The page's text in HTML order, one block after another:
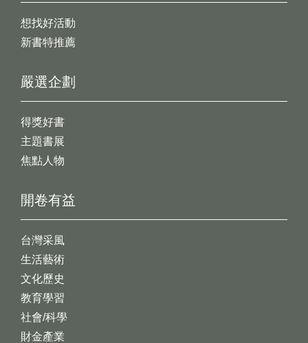
想找好活動
新書特推薦
開卷有益
台灣采風
生活藝術
文化歷史
教育學習
社會/科學
財金產業
嚴選企劃
得獎好書
主題書展
焦點人物